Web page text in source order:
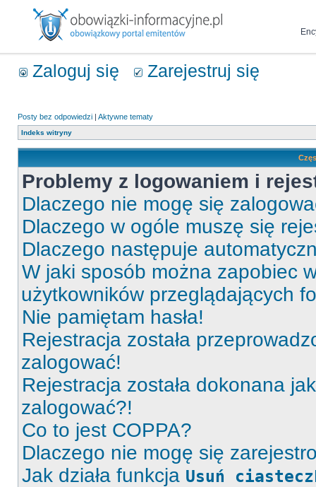
Zaloguj się Zarejestruj się
Posty bez odpowiedzi | Aktywne tematy
Indeks witryny
Problemy z logowaniem i
Dlaczego nie mogę się
Dlaczego w ogóle muszę się
Dlaczego następuje
W jaki sposób można zapobiec
użytkowników przeglądających
Nie pamiętam hasła!
Rejestracja została
zalogować!
Rejestracja została dokonana
zalogować?!
Co to jest COPPA?
Dlaczego nie mogę się
Jak działa funkcja Usuń